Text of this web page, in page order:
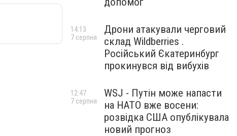
Дрони атакували черговий
склад Wildberries .
Російський Єкатеринбург
прокинувся від вибухів
14:13
7 серпня
WSJ - Путін може напасти
на НАТО вже восени:
розвідка США опублікувала
новий прогноз
12:47
7 серпня